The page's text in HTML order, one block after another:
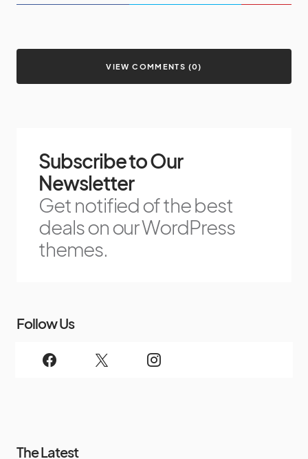
VIEW COMMENTS (0)
Subscribe to Our
Newsletter
Get notified of the best
deals on our WordPress
themes.
Follow Us
The Latest